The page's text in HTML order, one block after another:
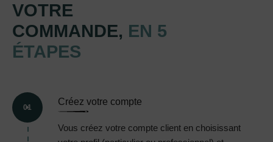
VOTRE
COMMANDE, EN 5
ÉTAPES
01
Créez votre compte
Vous créez votre compte client en choisissant